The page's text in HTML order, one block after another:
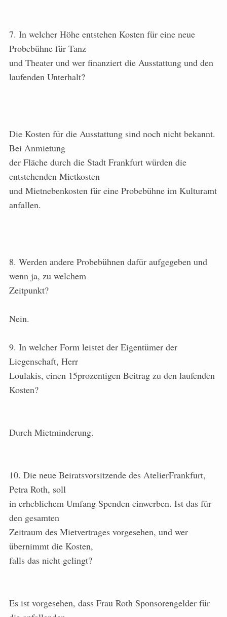
7. In welcher Höhe entstehen Kosten für eine neue
Probebühne für Tanz
und Theater und wer finanziert die Ausstattung und den
laufenden Unterhalt?
Die Kosten für die Ausstattung sind noch nicht bekannt.
Bei Anmietung
der Fläche durch die Stadt Frankfurt würden die
entstehenden Mietkosten
und Mietnebenkosten für eine Probebühne im Kulturamt
anfallen.
8. Werden andere Probebühnen dafür aufgegeben und
wenn ja, zu welchem
Zeitpunkt?
Nein.
9. In welcher Form leistet der Eigentümer der
Liegenschaft, Herr
Loulakis, einen 15prozentigen Beitrag zu den laufenden
Kosten?
Durch Mietminderung.
10. Die neue Beiratsvorsitzende des AtelierFrankfurt,
Petra Roth, soll
in erheblichem Umfang Spenden einwerben. Ist das für
den gesamten
Zeitraum des Mietvertrages vorgesehen, und wer
übernimmt die Kosten,
falls das nicht gelingt?
Es ist vorgesehen, dass Frau Roth Sponsorengelder für